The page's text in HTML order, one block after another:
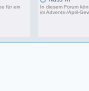
für ein
In diesem Forum
imAdvents-/April-